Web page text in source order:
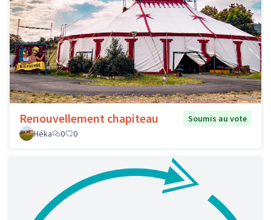
Renouvellement chapiteau
Soumis au vote
Héka
0 0